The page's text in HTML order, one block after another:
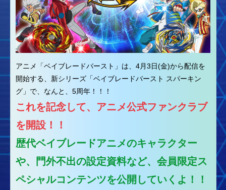
アニメ「ベイブレードバースト」は、4月3日(金)から配信を
開始する、新シリーズ「ベイブレードバースト スパーキン
グ」で、なんと、5周年！！！
これを記念して、アニメ公式ファンクラブ
を開設！！
歴代ベイブレードアニメのキャラクター
や、門外不出の設定資料など、会員限定ス
ペシャルコンテンツを公開していくよ！！